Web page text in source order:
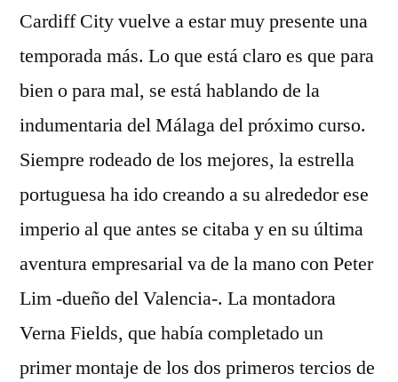
Cardiff City vuelve a estar muy presente una
temporada más. Lo que está claro es que para
bien o para mal, se está hablando de la
indumentaria del Málaga del próximo curso.
Siempre rodeado de los mejores, la estrella
portuguesa ha ido creando a su alrededor ese
imperio al que antes se citaba y en su última
aventura empresarial va de la mano con Peter
Lim -dueño del Valencia-. La montadora
Verna Fields, que había completado un
primer montaje de los dos primeros tercios de